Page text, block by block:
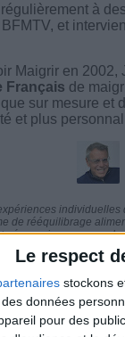
Le respect
stockons
données
pour des
à
et
Maigrir en
Français de
sur mesure et
et plus
de rééquilibrage
pour
d'entreprendre un